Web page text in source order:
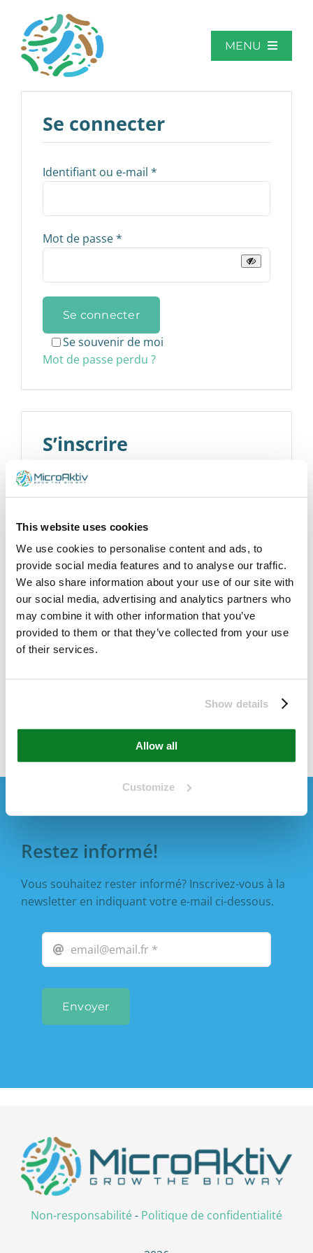
This website uses cookies
We use cookies to personalise content and ads, to
provide social media features and to analyse our traffic.
We also share information about your use of our site with
our social media, advertising and analytics partners who
may combine it with other information that you’ve
provided to them or that they’ve collected from your use
of their services.
Show details
Allow all
Customize
content
MENU
Rapports d’activité
Se connecter
Identifiant ou e-mail *Obligatoire
Mot de passe*Obligatoire
Se souvenir de moi
Se connecter
Mot de passe perdu ?
S’inscrire
Un lien permettant de définir un nouveau
mot de passe sera envoyé à votre adresse
e-mail.
Your personal data will be used to support
your experience throughout this website,
other purposes described in ourpolitique
Restez informé!
Vous souhaitez rester informé? Inscrivez-vous à la
newsletter en indiquant votre e-mail ci-dessous.
Envoyer
Non-responsabilité- Politique de confidentialité